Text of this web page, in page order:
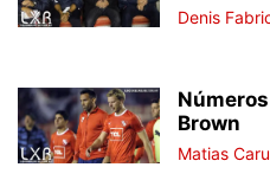
Denis
Brown
Matias